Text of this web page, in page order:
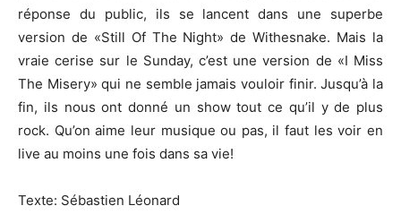
réponse du public, ils se lancent dans une superbe
version de «Still Of The Night» de Withesnake. Mais la
vraie cerise sur le Sunday, c’est une version de «I Miss
The Misery» qui ne semble jamais vouloir finir. Jusqu’à la
fin, ils nous ont donné un show tout ce qu’il y de plus
rock. Qu’on aime leur musique ou pas, il faut les voir en
live au moins une fois dans sa vie!
Texte: Sébastien Léonard